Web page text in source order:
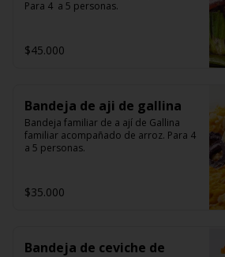
Para 4  a 5 personas.
$45.000
Bandeja de aji de gallina
Bandeja familiar de a ají de Gallina
familiar acompañado de arroz. Para 4
a 5 personas.
$35.000
Bandeja de ceviche de